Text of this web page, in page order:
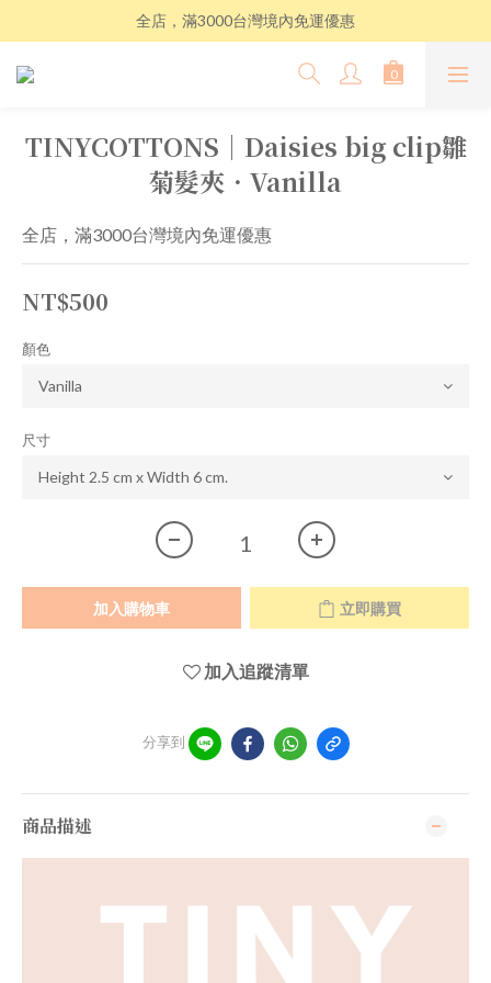
全店，滿3000台灣境內免運優惠
TINYCOTTONS│Daisies big clip雛
菊髮夾．Vanilla
全店，滿3000台灣境內免運優惠
NT$500
顏色
尺寸
加入購物車 立即購買
加入追蹤清單
分享到
商品描述